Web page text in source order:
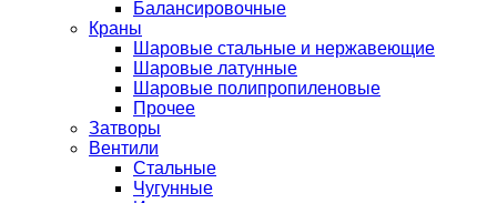
Балансировочные
Краны
Шаровые стальные и нержавеющие
Шаровые латунные
Шаровые полипропиленовые
Прочее
Затворы
Вентили
Стальные
Чугунные